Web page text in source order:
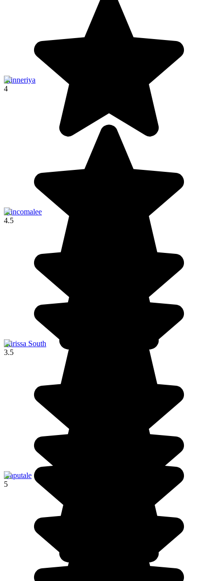
Minneriya
4
Trincomalee
4.5
Mirissa South
3.5
Haputale
5